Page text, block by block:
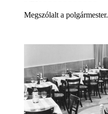
Megszólalt a polgármester.